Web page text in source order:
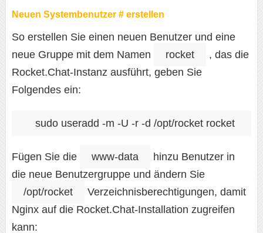
Neuen Systembenutzer # erstellen
So erstellen Sie einen neuen Benutzer und eine
neue Gruppe mit dem Namen
rocket
, das die
Rocket.Chat-Instanz ausführt, geben Sie
Folgendes ein:
sudo useradd -m -U -r -d /opt/rocket rocket
Fügen Sie die www-data
hinzu Benutzer in
die neue Benutzergruppe und ändern Sie
/opt/rocket
Verzeichnisberechtigungen, damit
Nginx auf die Rocket.Chat-Installation zugreifen
kann: